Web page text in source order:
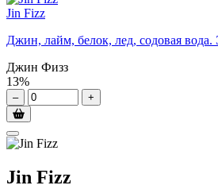
Jin Fizz
Джин, лайм, белок, лед, содовая
Джин Физз
13%
– +
Jin Fizz